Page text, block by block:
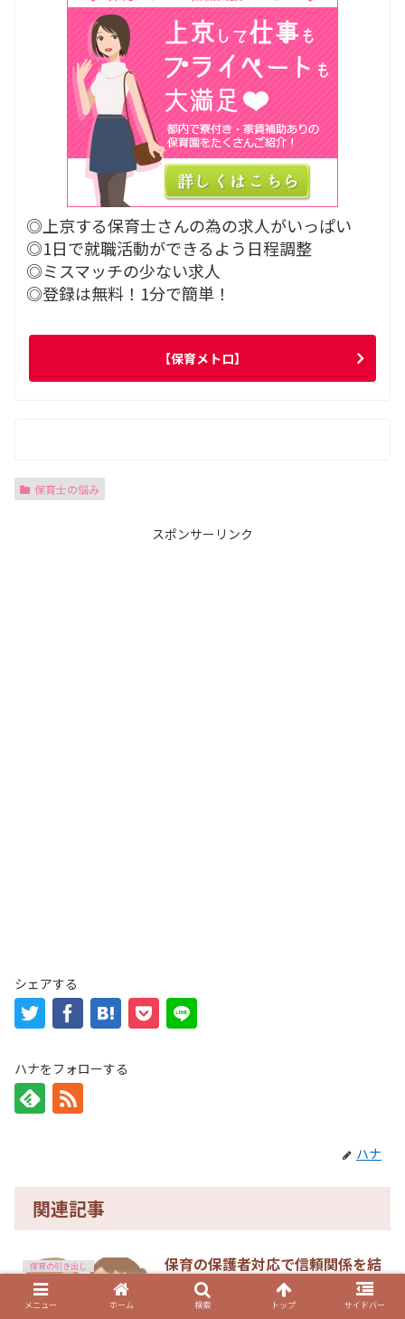
◎上京する保育士さんの為の求人がいっぱい
◎1日で就職活動ができるよう日程調整
◎ミスマッチの少ない求人
◎登録は無料！1分で簡単！
【保育メトロ】
保育士の悩み
スポンサーリンク
シェアする
ハナをフォローする
ハナ
関連記事
保育の引き出し
保育の保護者対応で信頼関係を結
ぶポイント～上手な伝え方で苦手
を克服
メニュー ホーム 検索 トップ サイドバー